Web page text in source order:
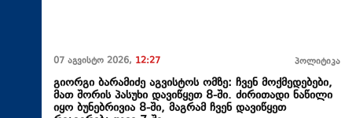
07 აგვისტო 2026, 12:27 პოლიტიკა
გიორგი ბარამიძე აგვისტოს ომზე: ჩვენ მოქმედებები,
მათ შორის პასუხი დავიწყეთ 8-ში. ძირითადი ნაწილი
იყო ბუნებრივია 8-ში, მაგრამ ჩვენ დავიწყეთ